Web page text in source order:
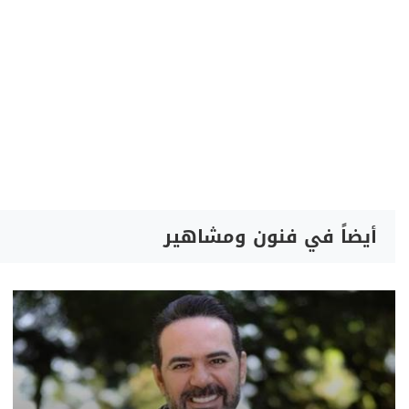
أيضاً في فنون ومشاهير